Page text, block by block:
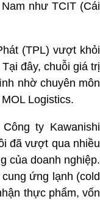
như TCIT (Cái
(TPL) vượt khỏi
đây, chuỗi giá trị
nhờ chuyên môn
Logistics.
ty Kawanishi
đã vượt qua nhiều
của doanh nghiệp.
ứng lạnh (cold
thực phẩm, vốn